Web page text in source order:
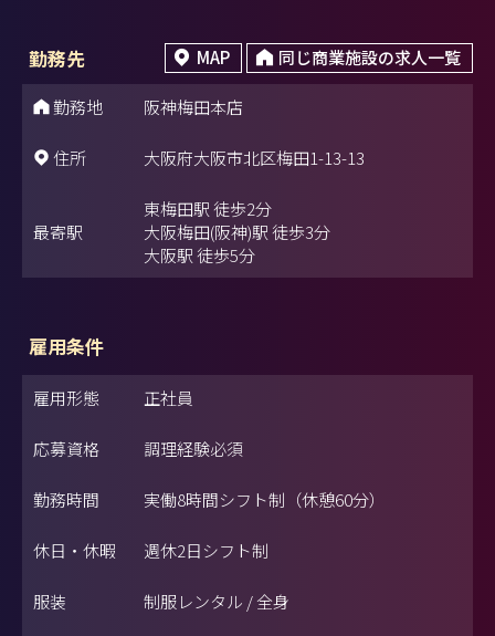
勤務先 MAP 同じ商業施設の求人一覧
勤務地 阪神梅田本店
住所 大阪府大阪市北区梅田1-13-13
最寄駅
東梅田駅 徒歩2分
大阪梅田(阪神)駅 徒歩3分
大阪駅 徒歩5分
雇用条件
雇用形態 正社員
応募資格 調理経験必須
勤務時間 実働8時間シフト制（休憩60分）
休日・休暇 週休2日シフト制
服装 制服レンタル / 全身